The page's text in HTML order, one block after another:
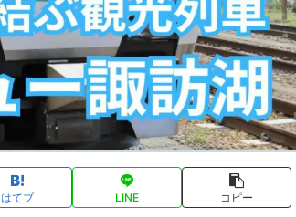
はてブ LINE コピー